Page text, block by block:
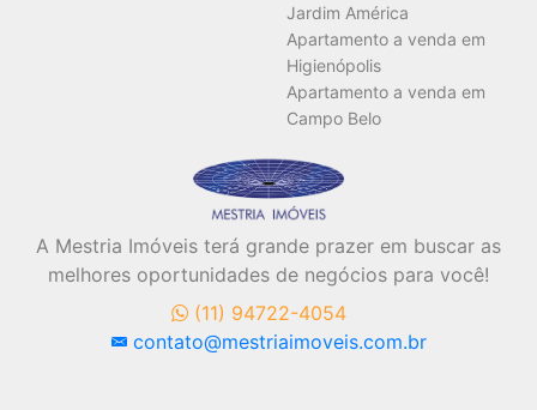
BUSCAR
Jardim América
Apartamento a venda em
Higienópolis
Apartamento a venda em
Campo Belo
A Mestria Imóveis terá grande prazer em buscar as
melhores oportunidades de negócios para você!
(11) 94722-4054
contato@mestriaimoveis.com.br